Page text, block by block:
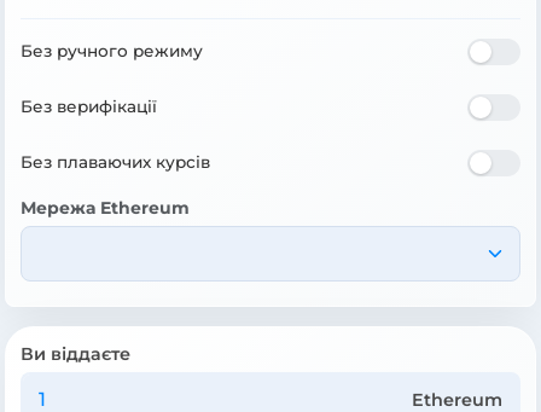
Без ручного режиму
Без верифікації
Без плаваючих курсів
Мережа Ethereum
Ви віддаєте
Ethereum